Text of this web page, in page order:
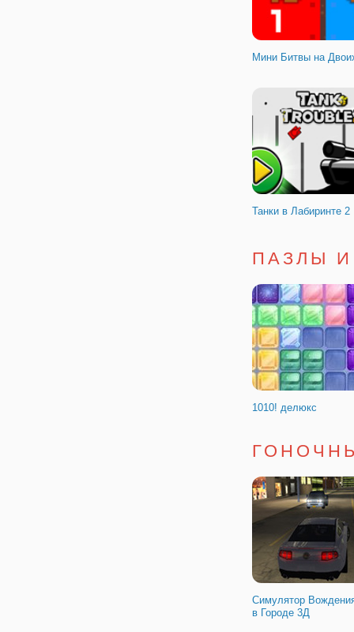
Мини Битвы на
Танки в Лабиринте 2
Бекон Может
Двоих
Craftnite. io
ПАЗЛЫ
1010! делюкс
Черный и белый
Симулятор
в Городе 3Д